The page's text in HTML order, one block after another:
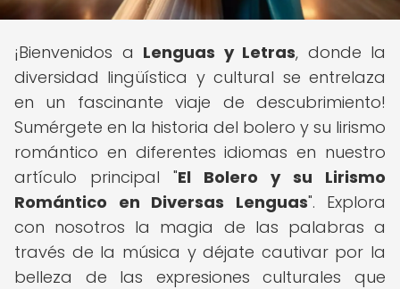
¡Bienvenidos a Lenguas y Letras, donde la
diversidad lingüística y cultural se entrelaza
en un fascinante viaje de descubrimiento!
Sumérgete en la historia del bolero y su lirismo
romántico en diferentes idiomas en nuestro
artículo principal "El Bolero y su Lirismo
Romántico en Diversas Lenguas". Explora
con nosotros la magia de las palabras a
través de la música y déjate cautivar por la
belleza de las expresiones culturales que